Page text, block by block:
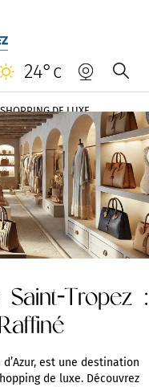
24°c
SHOPPING DE LUXE
Tropez :
est une destination
de luxe. Découvrez